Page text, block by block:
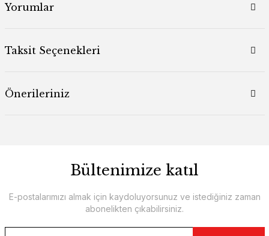
Yorumlar
Taksit Seçenekleri
Önerileriniz
Bültenimize katıl
E-postalarımızı almak için kaydoluyorsunuz ve istediğiniz zaman
abonelikten çıkabilirsiniz.